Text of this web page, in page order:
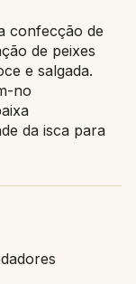
confecção de
de peixes
e salgada.
no
da isca para